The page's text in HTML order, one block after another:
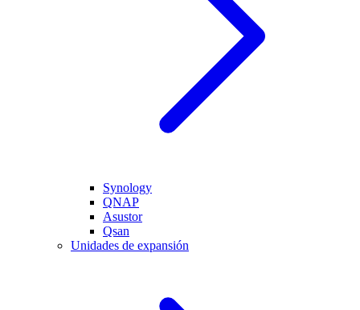
Synology
QNAP
Asustor
Qsan
Unidades de expansión